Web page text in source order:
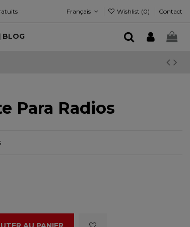
Français Wishlist (0) Contact
BLOG
Para Radios